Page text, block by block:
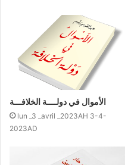
عن الحياة تتمثل في
والقناعات، كانت هذه
والقناعات هي التي تعتبر
الناس وتشرف على تسيير
كان الأساس مجموعة
المجموعة من الأفكار قد
وتبعاً لها وجدت النظرة
حسب هذه النظرة. ومن
التي تقبلتها مجموعة من
الأموال في دولــــة الخلافـــة
lun _3 _avril _2023AH 3-4-
2023AD